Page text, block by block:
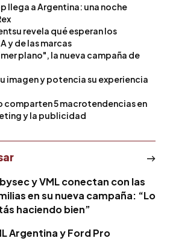
llega a Argentina: una noche
revela qué esperan los
y de las marcas
plano", la nueva campaña de
imagen y potencia su experiencia
comparten 5 macrotendencias en
y la publicidad
y VML conectan con las
en su nueva campaña: “Lo
haciendo bien”
Argentina y Ford Pro